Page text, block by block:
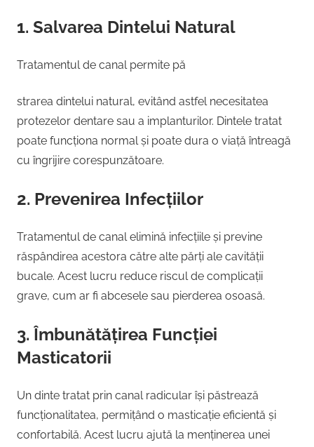
1. Salvarea Dintelui Natural
Tratamentul de canal permite pă
strarea dintelui natural, evitând astfel necesitatea
protezelor dentare sau a implanturilor. Dintele tratat
poate funcționa normal și poate dura o viață întreagă
cu îngrijire corespunzătoare.
2. Prevenirea Infecțiilor
Tratamentul de canal elimină infecțiile și previne
răspândirea acestora către alte părți ale cavității
bucale. Acest lucru reduce riscul de complicații
grave, cum ar fi abcesele sau pierderea osoasă.
3. Îmbunătățirea Funcției
Masticatorii
Un dinte tratat prin canal radicular își păstrează
funcționalitatea, permițând o masticație eficientă și
confortabilă. Acest lucru ajută la menținerea unei